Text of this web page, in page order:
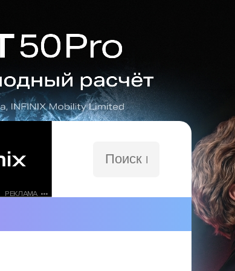
РЕКЛАМА •••
сайту